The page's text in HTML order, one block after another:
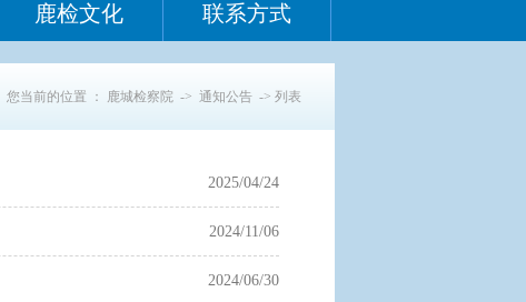
鹿检文化 联系方式
您当前的位置 ： 鹿城检察院 -> 通知公告 -> 列表
2025/04/24
2024/11/06
2024/06/30